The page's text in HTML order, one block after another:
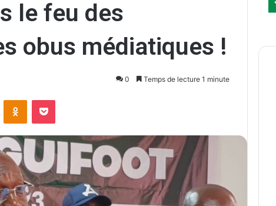
le feu des
obus médiatiques !
0 Temps de lecture 1 minute